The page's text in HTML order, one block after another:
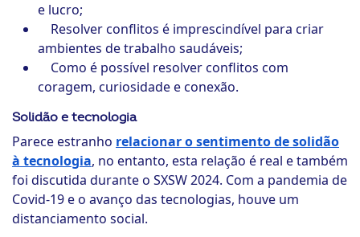
e lucro;
Resolver conflitos é imprescindível para criar
ambientes de trabalho saudáveis;
Como é possível resolver conflitos com
coragem, curiosidade e conexão.
Solidão e tecnologia
Parece estranho relacionar o sentimento de solidão
à tecnologia, no entanto, esta relação é real e também
foi discutida durante o SXSW 2024. Com a pandemia de
Covid-19 e o avanço das tecnologias, houve um
distanciamento social.